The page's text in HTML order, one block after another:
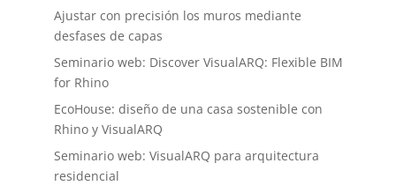
Ajustar con precisión los muros mediante
desfases de capas
Seminario web: Discover VisualARQ: Flexible BIM
for Rhino
EcoHouse: diseño de una casa sostenible con
Rhino y VisualARQ
Seminario web: VisualARQ para arquitectura
residencial